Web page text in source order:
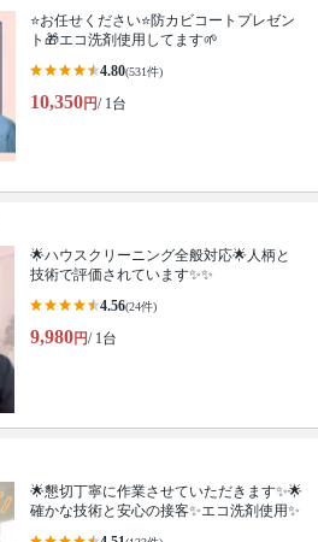
⭐️お任せください⭐️防カビコートプレゼン
ト🎁エコ洗剤使用してます🌱
4.80(531件)
10,350円/ 1台
🌟ハウスクリーニング全般対応🌟人柄と
技術で評価されています✨✨
4.56(24件)
9,980円/ 1台
🌟懇切丁寧に作業させていただきます✨🌟
確かな技術と安心の接客✨エコ洗剤使用✨